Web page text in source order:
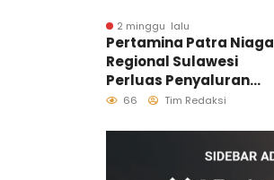
Ruang Tumbuh
Generasi Penjaga
Pesisir
2 minggu lalu
Pertamina Patra Niaga
Regional Sulawesi
Perluas Penyaluran
Biosolar B50, Kini
66 Tim Redaksi